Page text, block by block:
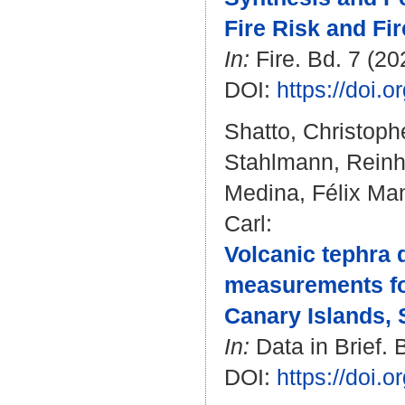
Fire Risk and
In: Fire. Bd. 7
DOI: https://
Shatto,
Stahlmann,
Medina, Félix
Carl:
Volcanic tephra
measurements
Canary Islands,
In: Data in Brief.
DOI: https://